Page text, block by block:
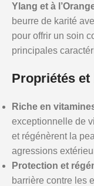
Ylang et à
beurre de karité
pour offrir un soin
principales
Propriétés et
Riche en
exceptionnelle de
et régénèrent la
agressions
Protection et
barrière contre les